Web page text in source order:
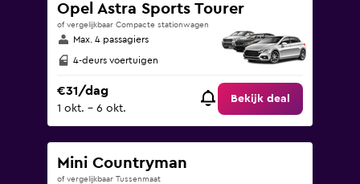
Opel Astra Sports Tourer
of vergelijkbaar Compacte stationwagen
Max. 4 passagiers
4-deurs voertuigen
€31/dag
1 okt. - 6 okt.
Bekijk deal
Mini Countryman
of vergelijkbaar Tussenmaat